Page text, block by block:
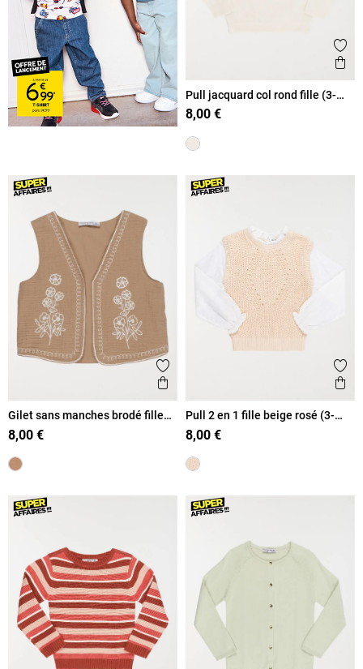
Pull jacquard col rond fille (3-
12A)
8,00 €
Ajouter aux favoris
Aperçu rapide
Gilet sans manches brodé fille
(3-12A)
8,00 €
Pull 2 en 1 fille beige rosé (3-
12A)
8,00 €